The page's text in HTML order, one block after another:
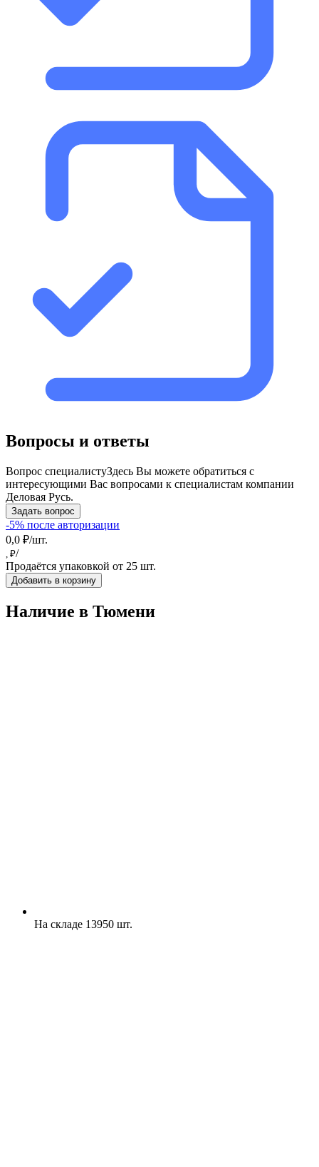
Вопросы и ответы
Вопрос специалистуЗдесь Вы можете обратиться с
интересующими Вас вопросами к специалистам компании
Деловая Русь.
Задать вопрос
-5% после авторизации
0,0 ₽/шт.
, ₽/
Продаётся упаковкой от 25 шт.
Добавить в корзину
Наличие в Тюмени
На складе 13950 шт.